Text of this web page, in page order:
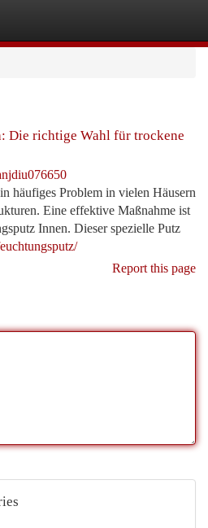
Die richtige Wahl für trockene
häufiges Problem in vielen Häusern
Eine effektive Maßnahme ist
Innen. Dieser spezielle Putz
Report this page